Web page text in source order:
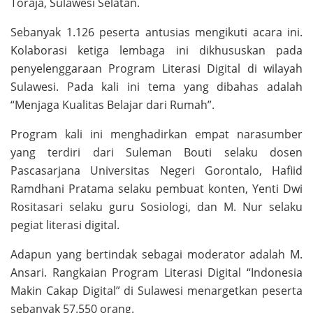
Sebanyak 1.126 peserta antusias mengikuti acara ini.
Kolaborasi ketiga lembaga ini dikhususkan pada
penyelenggaraan Program Literasi Digital di wilayah
Sulawesi. Pada kali ini tema yang dibahas adalah
“Menjaga Kualitas Belajar dari Rumah”.
Program kali ini menghadirkan empat narasumber
yang terdiri dari Suleman Bouti selaku dosen
Pascasarjana Universitas Negeri Gorontalo, Hafiid
Ramdhani Pratama selaku pembuat konten, Yenti Dwi
Rositasari selaku guru Sosiologi, dan M. Nur selaku
pegiat literasi digital.
Adapun yang bertindak sebagai moderator adalah M.
Ansari. Rangkaian Program Literasi Digital “Indonesia
Makin Cakap Digital” di Sulawesi menargetkan peserta
sebanyak 57.550 orang.